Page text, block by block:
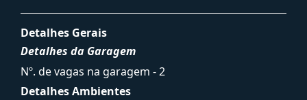
Detalhes Gerais
Detalhes da Garagem
Nº. de vagas na garagem - 2
Detalhes Ambientes